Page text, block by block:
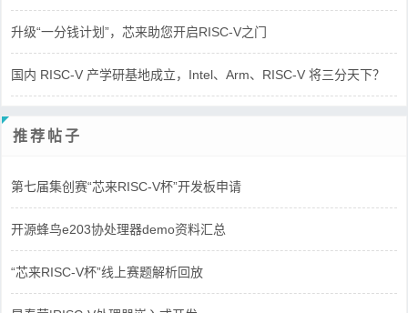
升级“一分钱计划”，芯来助您开启RISC-V之门
国内 RISC-V 产学研基地成立，Intel、Arm、RISC-V 将三分天下？
推荐帖子
第七届集创赛“芯来RISC-V杯”开发板申请
开源蜂鸟e203协处理器demo资料汇总
“芯来RISC-V杯”线上赛题解析回放